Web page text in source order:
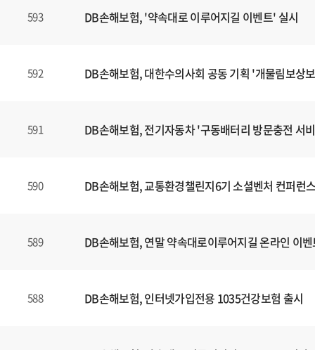
593 DB손해보험, '약속대로 이루어지길 이벤트' 실시
592 DB손해보험, 대한수의사회 공동 기획 '개물림보상
591 DB손해보험, 전기자동차 '구동배터리 방문충전 서
590 DB손해보험, 교통환경챌린지6기 소셜벤처 컨퍼런
589 DB손해보험, 연말 약속대로이루어지길 온라인 이
588 DB손해보험, 인터넷가입전용 1035건강보험 출시